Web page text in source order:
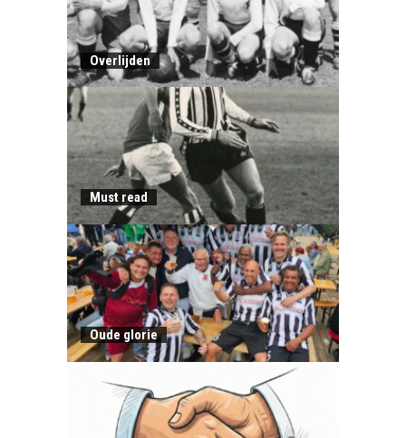
Overlijden
Must read
Oude glorie